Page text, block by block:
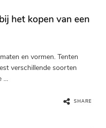
het kopen van een
en vormen. Tenten
verschillende soorten
…
SHARE